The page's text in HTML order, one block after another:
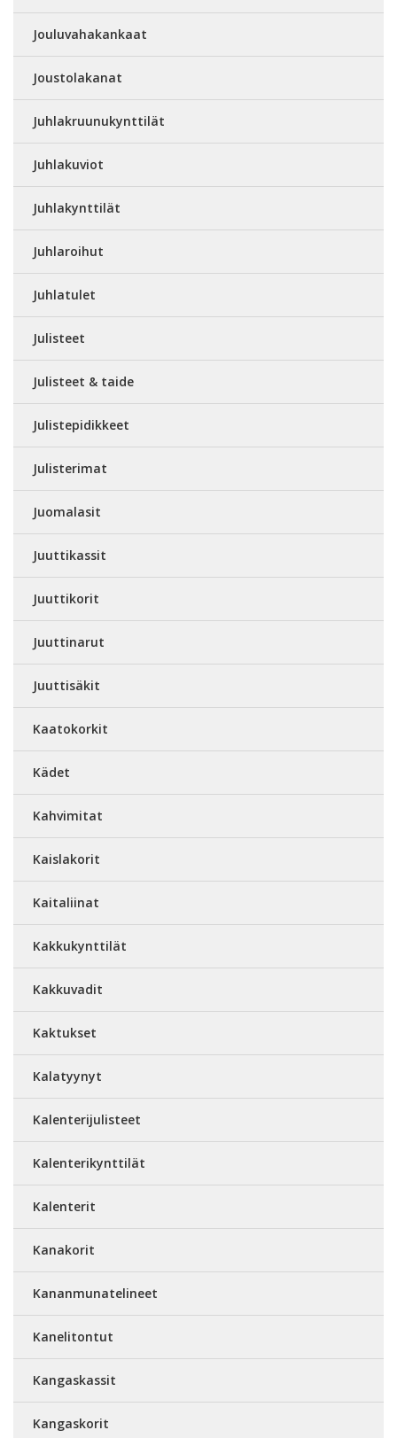
Jouluvahakankaat
Joustolakanat
Juhlakruunukynttilät
Juhlakuviot
Juhlakynttilät
Juhlaroihut
Juhlatulet
Julisteet
Julisteet & taide
Julistepidikkeet
Julisterimat
Juomalasit
Juuttikassit
Juuttikorit
Juuttinarut
Juuttisäkit
Kaatokorkit
Kädet
Kahvimitat
Kaislakorit
Kaitaliinat
Kakkukynttilät
Kakkuvadit
Kaktukset
Kalatyynyt
Kalenterijulisteet
Kalenterikynttilät
Kalenterit
Kanakorit
Kananmunatelineet
Kanelitontut
Kangaskassit
Kangaskorit